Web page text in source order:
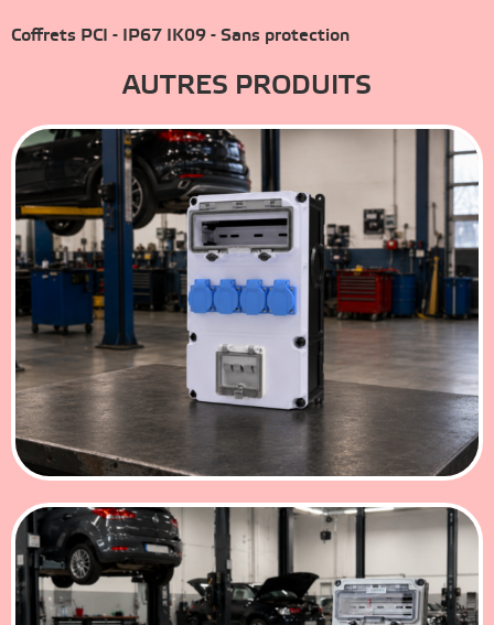
Coffrets PCI - IP67 IK09 - Sans protection
AUTRES PRODUITS